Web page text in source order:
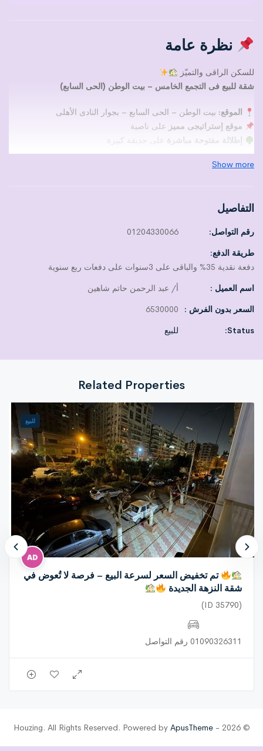
نظرة عامة
للسكن الراقى والتميّز
شقة للبيع فى التجمع الخامس – بيت الوطن (الحى السابع)
الموقع: بيت الوطن – الحى السابع – بجوار النادى الأهلى
موقع إستراتيجى مميز على ناصية
إطلالة مفتوحة مباشرة على حديقة كبيرة
المساحة:
3 ريسبشن واسعة
3 غرف نوم
غرفة ماستر بحمام خاص
دريسنج روم
تهوية ممتازة وإضاءة طبيعية
قريبة من أهم المحاور والخدمات
مناسبة للسكن العائلى الراقى أو الاستثمار طويل الأجل
فرصة لا تتكررللسكن فى واحدة من أرقى مناطق التجمع الخامس
اختيارك الصح… راحة وقيمة ثابتة مع الوقت
Show more
التفاصيل
رقم التواصل:
01204330066
طريقة الدفع:
دفعة نقدية 35% والباقى على 3سنوات على دفعات ربع سنوية
اسم العميل :
أ/ عبد الرحمن حاتم شاهين
السعر بدون الفرش :
6530000
Status:
للبيع
Related Properties
للبيع
تم تخفيض السعر لسرعة البيع – فرصة لا تُعوض في
شقة النزهة الجديدة
(ID 35790)
01090326311 رقم التواصل
© 2026 - Houzing. All Rights Reserved. Powered by
ApusTheme